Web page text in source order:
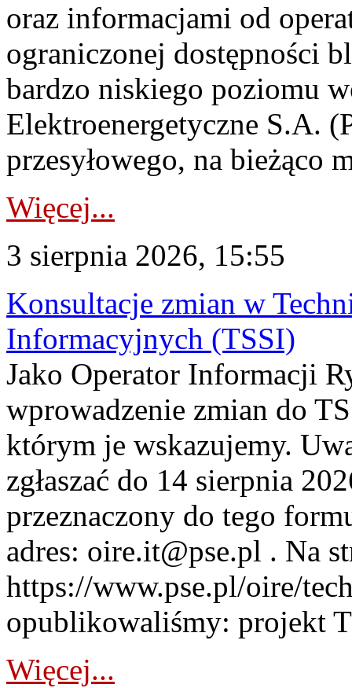
oraz informacjami od
ograniczonej dostępności
bardzo niskiego poziomu
Elektroenergetyczne S.A.
przesyłowego, na bieżąco
Więcej...
3 sierpnia 2026, 15:55
Konsultacje zmian w
Informacyjnych (TSSI)
Jako Operator Informacji
wprowadzenie zmian do
którym je wskazujemy.
zgłaszać do 14 sierpnia
przeznaczony do tego
adres: oire.it@pse.pl . Na
https://www.pse.pl/oire/
opublikowaliśmy: projekt
Więcej...